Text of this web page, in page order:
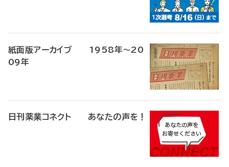
紙面版アーカイブ 1958年～20
09年
日刊薬業コネクト あなたの声を！